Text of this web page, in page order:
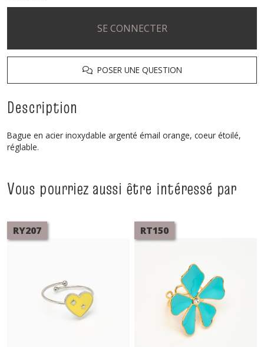
SE CONNECTER
POSER UNE QUESTION
Description
Bague en acier inoxydable argenté émail orange, coeur étoilé,
réglable.
Vous pourriez aussi être intéressé par
RY207 RT150